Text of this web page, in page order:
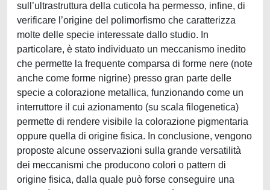
sull’ultrastruttura della cuticola ha permesso, infine, di
verificare l’origine del polimorfismo che caratterizza
molte delle specie interessate dallo studio. In
particolare, è stato individuato un meccanismo inedito
che permette la frequente comparsa di forme nere (note
anche come forme nigrine) presso gran parte delle
specie a colorazione metallica, funzionando come un
interruttore il cui azionamento (su scala filogenetica)
permette di rendere visibile la colorazione pigmentaria
oppure quella di origine fisica. In conclusione, vengono
proposte alcune osservazioni sulla grande versatilità
dei meccanismi che producono colori o pattern di
origine fisica, dalla quale può forse conseguire una